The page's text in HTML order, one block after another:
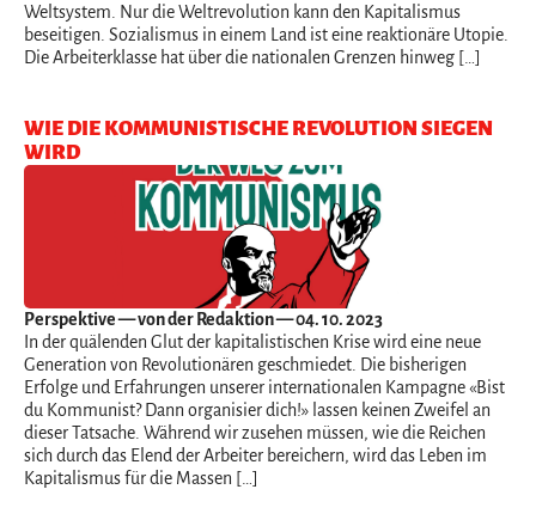
Weltsystem. Nur die Weltrevolution kann den Kapitalismus
beseitigen. Sozialismus in einem Land ist eine reaktionäre Utopie.
Die Arbeiterklasse hat über die nationalen Grenzen hinweg […]
WIE DIE KOMMUNISTISCHE REVOLUTION SIEGEN
WIRD
Perspektive— von der Redaktion — 04. 10. 2023
In der quälenden Glut der kapitalistischen Krise wird eine neue
Generation von Revolutionären geschmiedet. Die bisherigen
Erfolge und Erfahrungen unserer internationalen Kampagne «Bist
du Kommunist? Dann organisier dich!» lassen keinen Zweifel an
dieser Tatsache. Während wir zusehen müssen, wie die Reichen
sich durch das Elend der Arbeiter bereichern, wird das Leben im
Kapitalismus für die Massen […]